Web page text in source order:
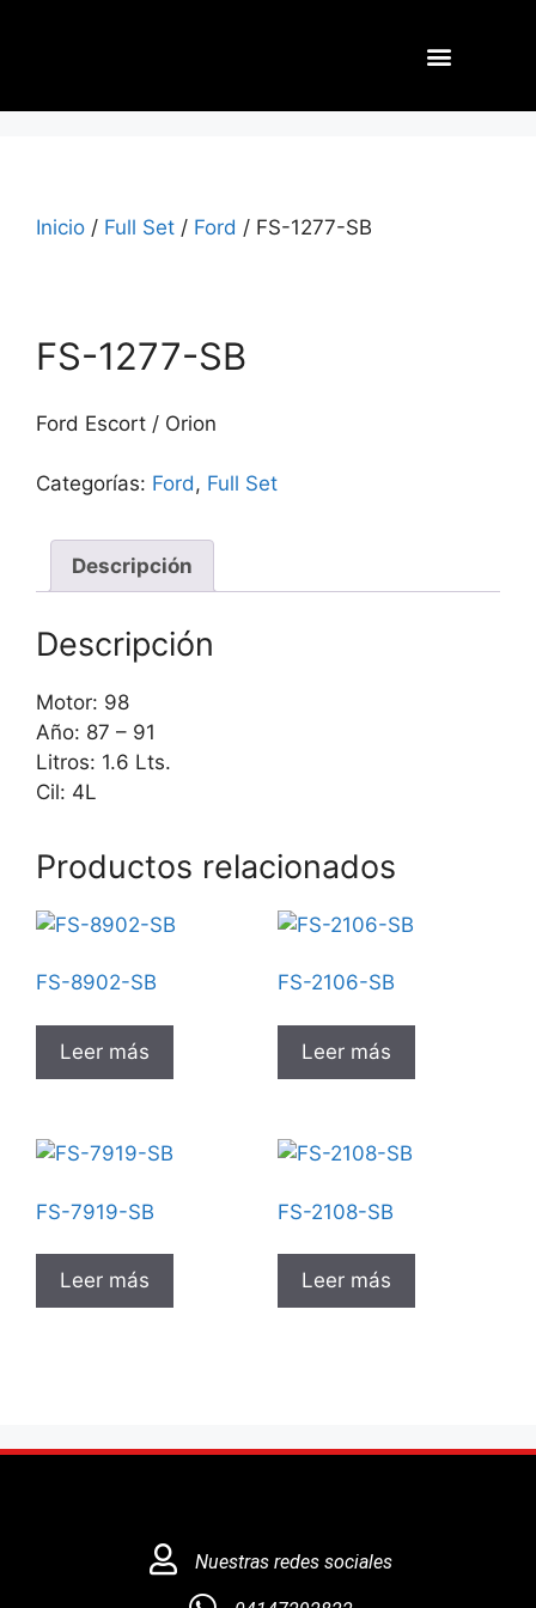
Inicio / Full Set / Ford / FS-1277-SB
FS-1277-SB
Ford Escort / Orion
Categorías: Ford, Full Set
Descripción
Descripción
Motor: 98
Año: 87 – 91
Litros: 1.6 Lts.
Cil: 4L
Productos relacionados
FS-8902-SB
Leer más
FS-2106-SB
Leer más
FS-7919-SB
Leer más
FS-2108-SB
Leer más
Nuestras redes sociales